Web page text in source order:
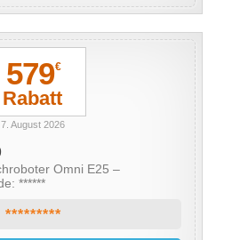
579€
Rabatt
7. August 2026
Omni E25 –
******
*********